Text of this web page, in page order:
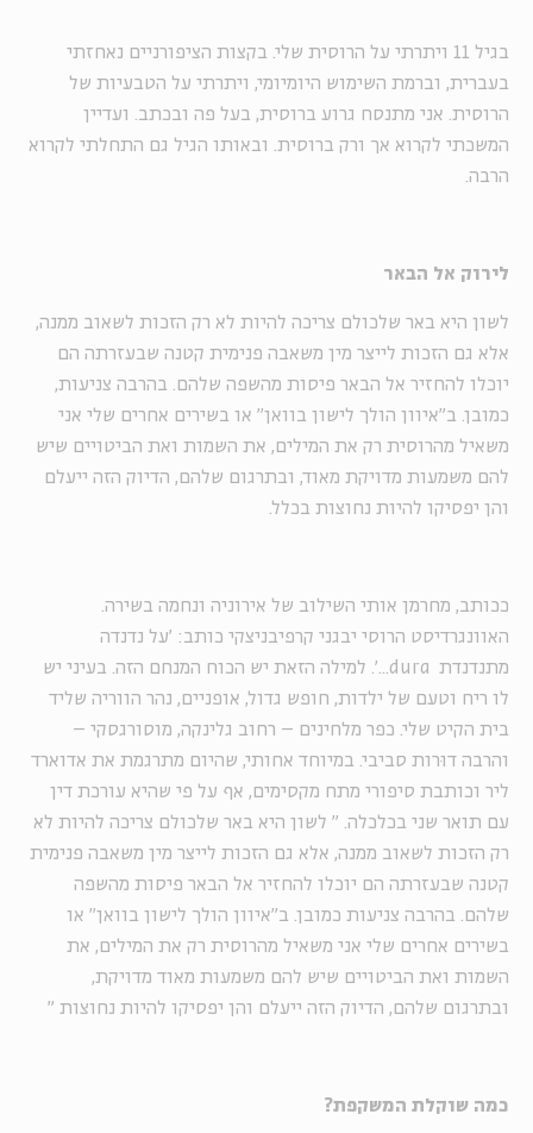
בגיל 11 ויתרתי על הרוסית שלי. בקצות הציפורניים נאחזתי
בעברית, וברמת השימוש היומיומי, ויתרתי על הטבעיות של
הרוסית. אני מתנסח גרוע ברוסית, בעל פה ובכתב. ועדיין
המשכתי לקרוא אך ורק ברוסית. ובאותו הגיל גם התחלתי לקרוא
הרבה.
לירוק אל הבאר
לשון היא באר שלכולם צריכה להיות לא רק הזכות לשאוב ממנה,
אלא גם הזכות לייצר מין משאבה פנימית קטנה שבעזרתה הם
יוכלו להחזיר אל הבאר פיסות מהשפה שלהם. בהרבה צניעות,
כמובן. ב"איוון הולך לישון בוואן" או בשירים אחרים שלי אני
משאיל מהרוסית רק את המילים, את השמות ואת הביטויים שיש
להם משמעות מדויקת מאוד, ובתרגום שלהם, הדיוק הזה ייעלם
והן יפסיקו להיות נחוצות בכלל.
ככותב, מחרמן אותי השילוב של אירוניה ונחמה בשירה.
האוונגרדיסט הרוסי יבגני קרפיבניצקי כותב: 'על נדנדה
מתנדנדת dura...'. למילה הזאת יש הכוח המנחם הזה. בעיני יש
לו ריח וטעם של ילדות, חופש גדול, אופניים, נהר הווריה שליד
בית הקיט שלי. כפר מלחינים – רחוב גלינקה, מוסורגסקי –
והרבה דוּרות סביבי. במיוחד אחותי, שהיום מתרגמת את אדוארד
ליר וכותבת סיפורי מתח מקסימים, אף על פי שהיא עורכת דין
עם תואר שני בכלכלה. " לשון היא באר שלכולם צריכה להיות לא
רק הזכות לשאוב ממנה, אלא גם הזכות לייצר מין משאבה פנימית
קטנה שבעזרתה הם יוכלו להחזיר אל הבאר פיסות מהשפה
שלהם. בהרבה צניעות כמובן. ב"איוון הולך לישון בוואן" או
בשירים אחרים שלי אני משאיל מהרוסית רק את המילים, את
השמות ואת הביטויים שיש להם משמעות מאוד מדויקת,
ובתרגום שלהם, הדיוק הזה ייעלם והן יפסיקו להיות נחוצות "
כמה שוקלת המשקפת?